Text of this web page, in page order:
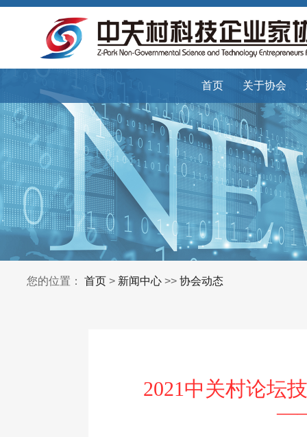
首页 关于协会
您的位置：首页 > 新闻中心 >>协会动态
2021中关村论坛
——